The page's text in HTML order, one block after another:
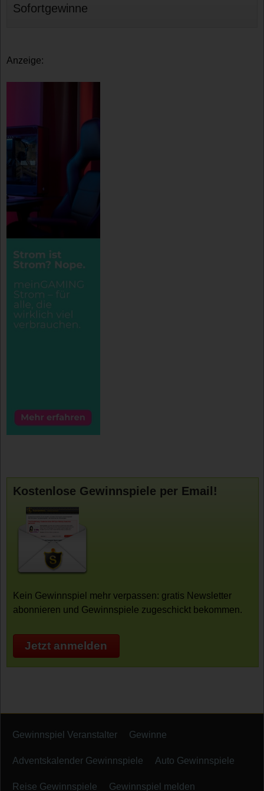
Sofortgewinne
Anzeige:
Kostenlose Gewinnspiele per Email!
Kein Gewinnspiel mehr verpassen: gratis Newsletter
abonnieren und Gewinnspiele zugeschickt bekommen.
Jetzt anmelden
Gewinnspiel Veranstalter Gewinne
Adventskalender Gewinnspiele Auto Gewinnspiele
Reise Gewinnspiele Gewinnspiel melden